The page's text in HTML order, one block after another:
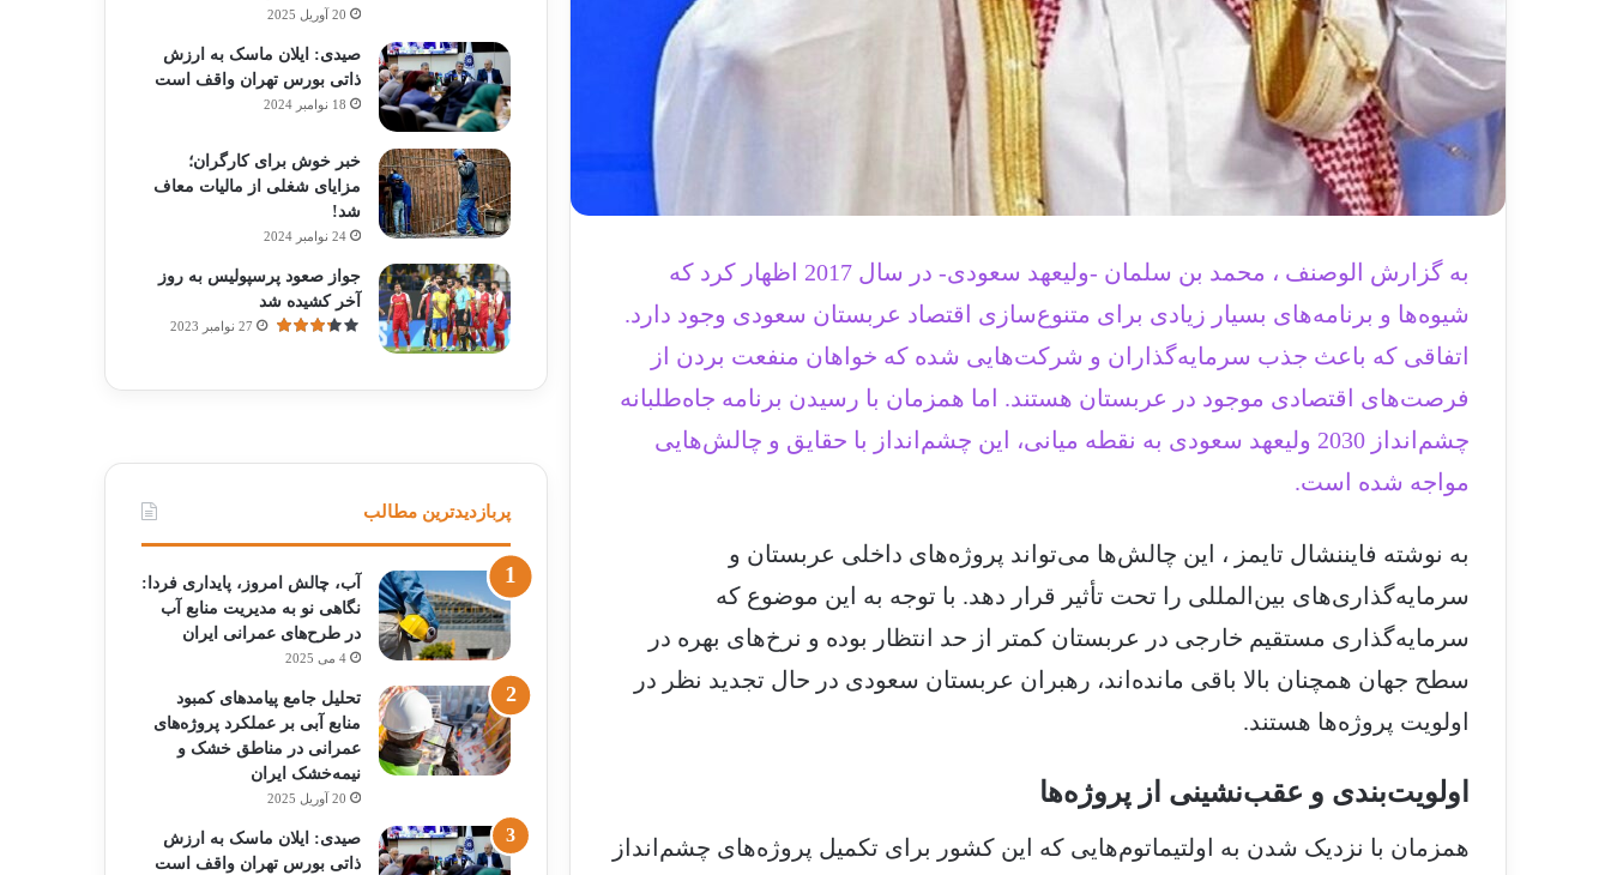
به گزارش الوصنف ، محمد بن سلمان -ولیعهد سعودی- در سال 2017 اظهار کرد که
شیوه‌ها و برنامه‌های بسیار زیادی برای متنوع‌سازی اقتصاد عربستان سعودی وجود دارد.
اتفاقی که باعث جذب سرمایه‌گذاران و شرکت‌هایی شده که خواهان منفعت بردن از
فرصت‌های اقتصادی موجود در عربستان هستند. اما همزمان با رسیدن برنامه جاه‌طلبانه
چشم‌انداز 2030 ولیعهد سعودی به نقطه میانی، این چشم‌انداز با حقایق و چالش‌هایی
مواجه شده است.
به نوشته فایننشال تایمز ، این چالش‌ها می‌تواند پروژ‌ه‌های داخلی عربستان و
سرمایه‌گذاری‌های بین‌المللی را تحت تأثیر قرار دهد. با توجه به این موضوع که
سرمایه‌گذاری مستقیم خارجی در عربستان کمتر از حد انتظار بوده و نرخ‌های بهره در
سطح جهان همچنان بالا باقی مانده‌اند، رهبران عربستان سعودی در حال تجدید نظر در
اولویت پروژه‌ها هستند.
اولویت‌بندی و عقب‌نشینی از پروژه‌ها
همزمان با نزدیک شدن به اولتیماتوم‌هایی که این کشور برای تکمیل پروژه‌های چشم‌انداز
20 آوریل 2025
صیدی: ایلان ماسک به ارزش
ذاتی بورس تهران واقف است
18 نوامبر 2024
خبر خوش برای کارگران؛
مزایای شغلی از مالیات معاف
شد!
24 نوامبر 2024
جواز صعود پرسپولیس به روز
آخر کشیده شد
27 نوامبر 2023
پربازدیدترین مطالب
آب، چالش امروز، پایداری فردا:
نگاهی نو به مدیریت منابع آب
در طرح‌های عمرانی ایران
4 می 2025
تحلیل جامع پیامدهای کمبود
منابع آبی بر عملکرد پروژه‌های
عمرانی در مناطق خشک و
نیمه‌خشک ایران
20 آوریل 2025
صیدی: ایلان ماسک به ارزش
ذاتی بورس تهران واقف است